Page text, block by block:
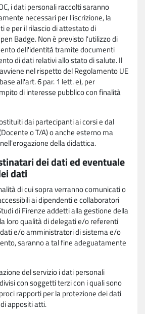
i dati personali raccolti saranno
necessari per l'iscrizione, la
e per il rilascio di attestato di
Badge. Non è previsto l'utilizzo di
dell'identità tramite documenti
di dati relativi allo stato di salute. Il
nel rispetto del Regolamento UE
all'art. 6 par. 1 lett. e), per
di interesse pubblico con finalità
dai partecipanti ai corsi e dal
o T/A) o anche esterno ma
della didattica.
dei dati ed eventuale
dati
di cui sopra verranno comunicati o
ai dipendenti e collaboratori
di Firenze addetti alla gestione della
loro qualità di delegati e/o referenti
e/o amministratori di sistema e/o
saranno a tal fine adeguatamente
del servizio i dati personali
con soggetti terzi con i quali sono
rapporti per la protezione dei dati
appositi atti.